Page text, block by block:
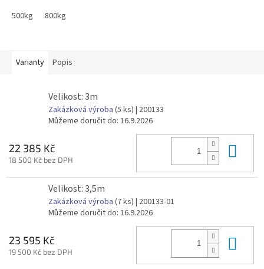
příslušenstvím určená hlavně
500kg 800kg
Varianty Popis
Velikost: 3m
Zakázková výroba (5 ks) | 200133
Můžeme doručit do: 16.9.2026
22 385 Kč
18 500 Kč bez DPH
Velikost: 3,5m
Zakázková výroba (7 ks) | 200133-01
Můžeme doručit do: 16.9.2026
23 595 Kč
19 500 Kč bez DPH